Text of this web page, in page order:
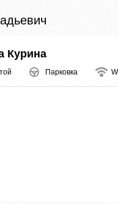
Курина
Парковка